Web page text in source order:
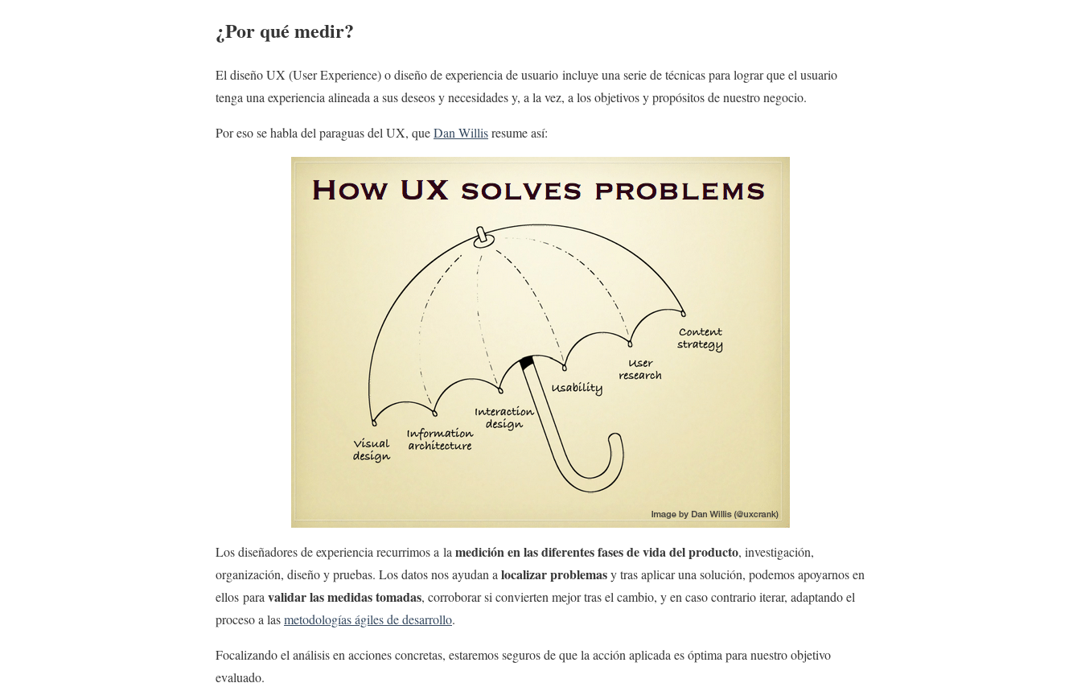
¿Por qué medir?
El diseño UX (User Experience) o diseño de experiencia de usuario incluye una serie de técnicas para lograr que el usuario
tenga una experiencia alineada a sus deseos y necesidades y, a la vez, a los objetivos y propósitos de nuestro negocio.
Por eso se habla del paraguas del UX, queDan Willisresume así:
Los diseñadores de experiencia recurrimos a la medición en las diferentes fases de vida del producto, investigación,
organización, diseño y pruebas. Los datos nos ayudan a localizar problemasy tras aplicar una solución, podemos apoyarnos en
ellos para validar las medidas tomadas, corroborar si convierten mejor tras el cambio, y en caso contrario iterar, adaptando el
proceso a lasmetodologías ágiles de desarrollo.
Focalizando el análisis en acciones concretas, estaremos seguros de que la acción aplicada es óptima para nuestro objetivo
evaluado.